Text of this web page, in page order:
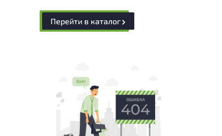
Перейти в каталог